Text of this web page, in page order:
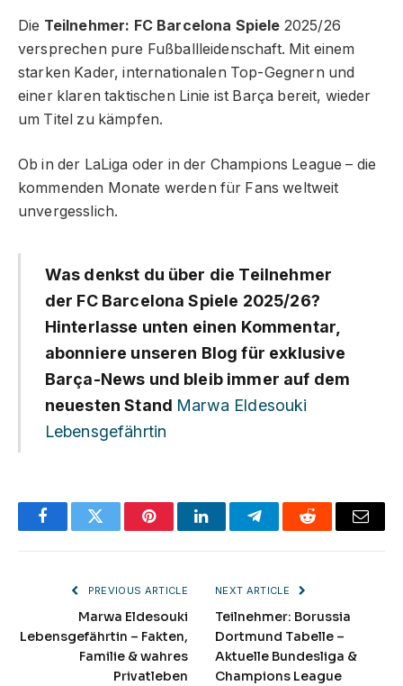
Die Teilnehmer: FC Barcelona Spiele 2025/26
versprechen pure Fußballleidenschaft. Mit einem
starken Kader, internationalen Top-Gegnern und
einer klaren taktischen Linie ist Barça bereit, wieder
um Titel zu kämpfen.
Ob in der LaLiga oder in der Champions League – die
kommenden Monate werden für Fans weltweit
unvergesslich.
Was denkst du über die Teilnehmer
der FC Barcelona Spiele 2025/26?
Hinterlasse unten einen Kommentar,
abonniere unseren Blog für exklusive
Barça-News und bleib immer auf dem
neuesten Stand Marwa Eldesouki
Lebensgefährtin
FacebookTwitter PinterestLinkedInTelegramReddit Email
PREVIOUS ARTICLE
Marwa Eldesouki
Lebensgefährtin – Fakten,
Familie & wahres
Privatleben
NEXT ARTICLE
Teilnehmer: Borussia
Dortmund Tabelle –
Aktuelle Bundesliga &
Champions League